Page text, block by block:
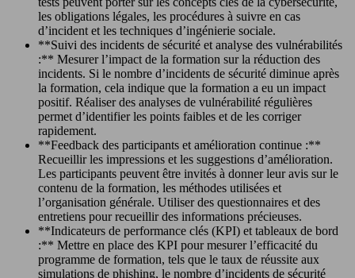
les obligations légales, les procédures à suivre en cas
d’incident et les techniques d’ingénierie sociale.
**Suivi des incidents de sécurité et analyse des vulnérabilités
:** Mesurer l’impact de la formation sur la réduction des
incidents. Si le nombre d’incidents de sécurité diminue après
la formation, cela indique que la formation a eu un impact
positif. Réaliser des analyses de vulnérabilité régulières
permet d’identifier les points faibles et de les corriger
rapidement.
**Feedback des participants et amélioration continue :**
Recueillir les impressions et les suggestions d’amélioration.
Les participants peuvent être invités à donner leur avis sur le
contenu de la formation, les méthodes utilisées et
l’organisation générale. Utiliser des questionnaires et des
entretiens pour recueillir des informations précieuses.
**Indicateurs de performance clés (KPI) et tableaux de bord
:** Mettre en place des KPI pour mesurer l’efficacité du
programme de formation, tels que le taux de réussite aux
simulations de phishing, le nombre d’incidents de sécurité